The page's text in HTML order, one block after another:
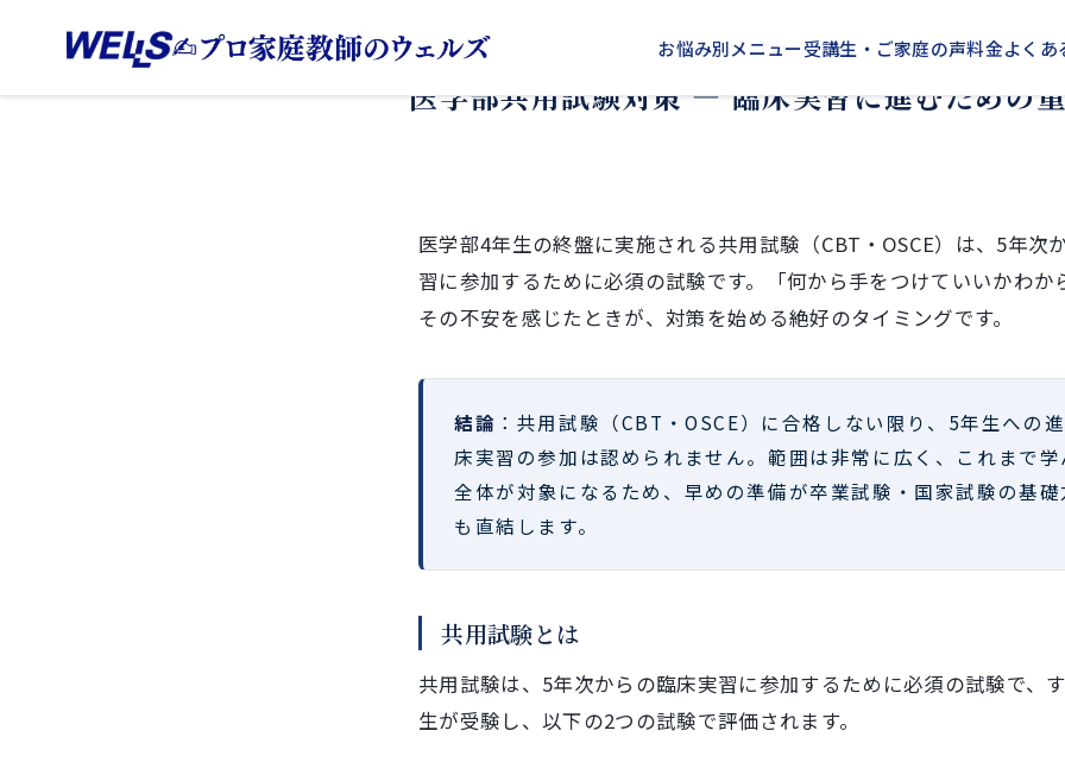
お悩み別メニュー受講生・ご家庭の声料金よくあ
医学部共用試験対策 ― 臨床実習に進むための
医学部4年生の終盤に実施される共用試験（CBT・OSCE）は、5年次
習に参加するために必須の試験です。「何から手をつけていいかわ
その不安を感じたときが、対策を始める絶好のタイミングです。
結論 ：共用試験（CBT・OSCE）に合格しない限り、5年生への
床実習の参加は認められません。範囲は非常に広く、これまで学
全体が対象になるため、早めの準備が卒業試験・国家試験の基礎
も直結します。
共用試験とは
共用試験は、5年次からの臨床実習に参加するために必須の試験で、
生が受験し、以下の2つの試験で評価されます。